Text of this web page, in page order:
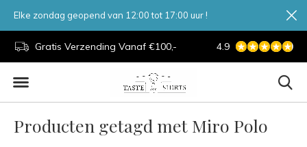
Gratis Verzending Vanaf €100,- 7 Dagen Per
4.9
Elke zondag geopend van 12:00 tot 17:00 uur !
Producten getagd met Miro Polo